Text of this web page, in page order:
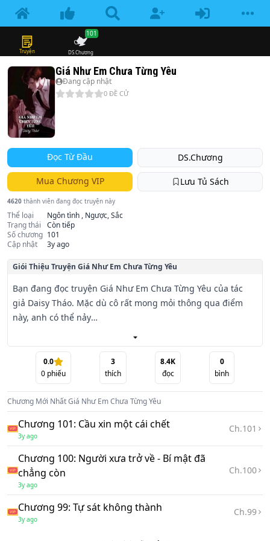
Truyện DS.Chương
101
Giá Như Em Chưa Từng Yêu
Đang cập nhật
0 ĐỀ CỬ
Đọc Từ Đầu DS.Chương
Mua Chương VIP Lưu Tủ Sách
4620 thành viên đang đọc truyện này
Thể loại
Ngôn tình , Ngược, Sắc
Trạng thái
Còn tiếp
Số chương 101
Cập nhật
3y ago
Giói Thiệu Truyện Giá Như Em Chưa Từng Yêu
Bạn đang đọc truyện Giá Như Em Chưa Từng Yêu của tác
giả Daisy Tháo. Mặc dù cô rất mong mỏi thông qua điểm
này, anh có thể nảy
Cho đến một ngày cô thật sự mang trong mình giọt máu
của anh. Cô đem theo đầy hi vọng để xây nên một gia đình.
Còn anh, chính tay
anh đã đem hi vọng của cô vùi xuống đáy của sự đau khổ.
0.0
0 phiếu
3
thích
8.4K
đọc
0
bình
Chương Mới NhấtGiá Như Em Chưa Từng Yêu
Chương 101: Cầu xin một cái chết
3y ago
Ch.101
Chương 100: Người xưa trở về - Bí mật đã
chẳng còn
3y ago
Ch.100
Chương 99: Tự sát không thành
3y ago
Ch.99